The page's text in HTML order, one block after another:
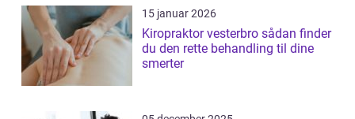
15 januar 2026
Kiropraktor vesterbro sådan finder
du den rette behandling til dine
smerter